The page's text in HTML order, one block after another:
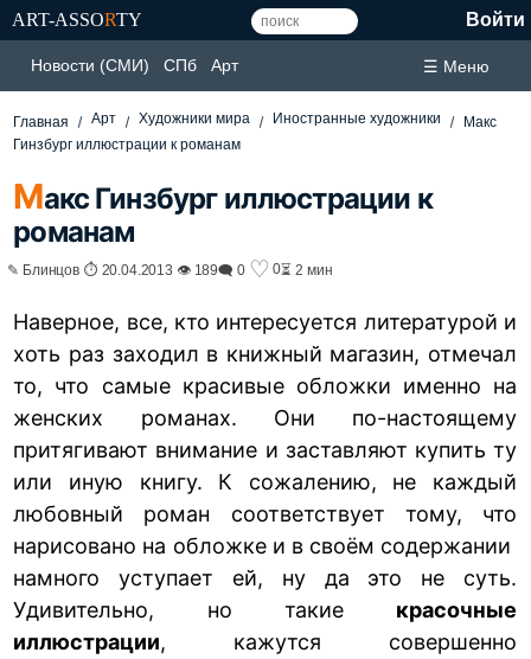
ART-ASSORTY Войти
Новости (СМИ) СПб Арт ☰ Меню
Главная Арт Художники мира Иностранные художники
Макс
Гинзбург иллюстрации к романам
Макс Гинзбург иллюстрации к
романам
✎ Блинцов ⏱ 20.04.2013 👁 189🗨 0 ♡ 0⏳ 2 мин
Наверное, все, кто интересуется литературой и
хоть раз заходил в книжный магазин, отмечал
то, что самые красивые обложки именно на
женских романах. Они по-настоящему
притягивают внимание и заставляют купить ту
или иную книгу. К сожалению, не каждый
любовный роман соответствует тому, что
нарисовано на обложке и в своём содержании
намного уступает ей, ну да это не суть.
Удивительно, но такие красочные
иллюстрации, кажутся совершенно